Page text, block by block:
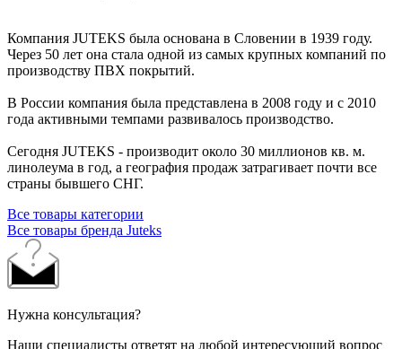
Компания JUTEKS была основана в Словении в 1939 году.
Через 50 лет она стала одной из самых крупных компаний по
производству ПВХ покрытий.
В России компания была представлена в 2008 году и с 2010
года активными темпами развивалось производство.
Сегодня JUTEKS - производит около 30 миллионов кв. м.
линолеума в год, а география продаж затрагивает почти все
страны бывшего СНГ.
Все товары категории
Все товары бренда Juteks
Нужна консультация?
Наши специалисты ответят на любой интересующий вопрос